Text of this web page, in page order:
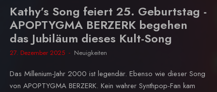
Kathy’s Song feiert 25. Geburtstag -
APOPTYGMA BERZERK begehen
das Jubiläum dieses Kult-Song
27. Dezember 2025 Neuigkeiten
Das Millenium-Jahr 2000 ist legendär. Ebenso wie dieser Song
von APOPTYGMA BERZERK. Kein wahrer Synthpop-Fan kam